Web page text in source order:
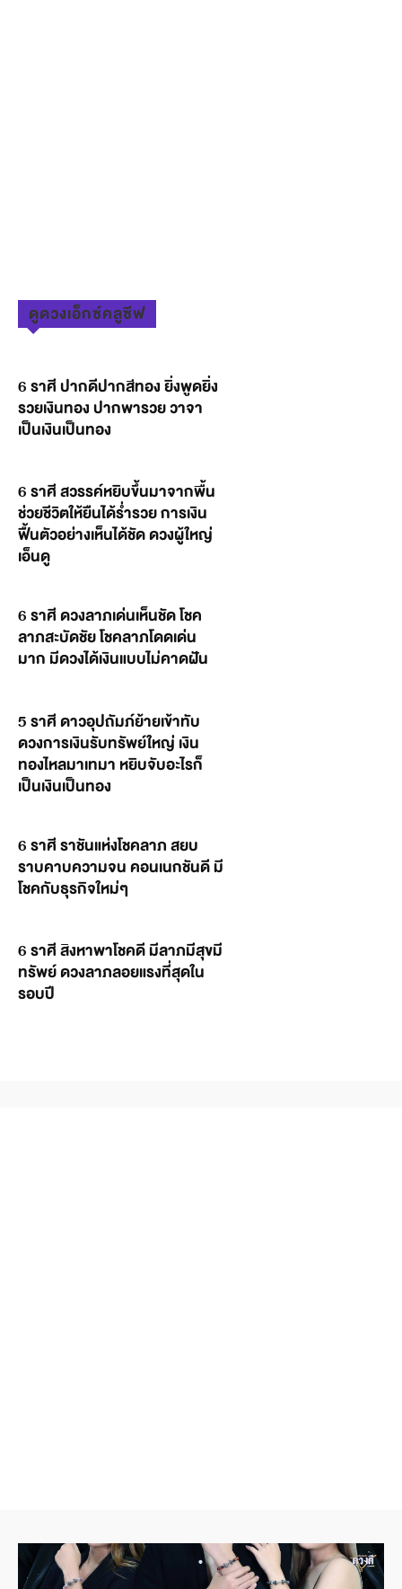
ดูดวงเอ็กซ์คลูซีฟ
6 ราศี ปากดีปากสีทอง ยิ่งพูดยิ่ง
รวยเงินทอง ปากพารวย วาจา
เป็นเงินเป็นทอง
6 ราศี สวรรค์หยิบขึ้นมาจากพื้น
ช่วยชีวิตให้ยืนได้ร่ำรวย การเงิน
ฟื้นตัวอย่างเห็นได้ชัด ดวงผู้ใหญ่
เอ็นดู
6 ราศี ดวงลาภเด่นเห็นชัด โชค
ลาภสะบัดชัย โชคลาภโดดเด่น
มาก มีดวงได้เงินแบบไม่คาดฝัน
5 ราศี ดาวอุปถัมภ์ย้ายเข้าทับ
ดวงการเงินรับทรัพย์ใหญ่ เงิน
ทองไหลมาเทมา หยิบจับอะไรก็
เป็นเงินเป็นทอง
6 ราศี ราชันแห่งโชคลาภ สยบ
ราบคาบความจน คอนเนกชันดี มี
โชคกับธุรกิจใหม่ๆ
6 ราศี สิงหาพาโชคดี มีลาภมีสุขมี
ทรัพย์ ดวงลาภลอยแรงที่สุดใน
รอบปี